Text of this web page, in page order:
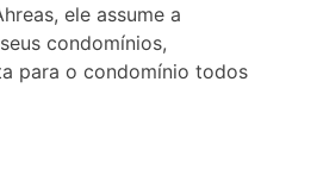
ele assume a
condomínios,
para o condomínio todos